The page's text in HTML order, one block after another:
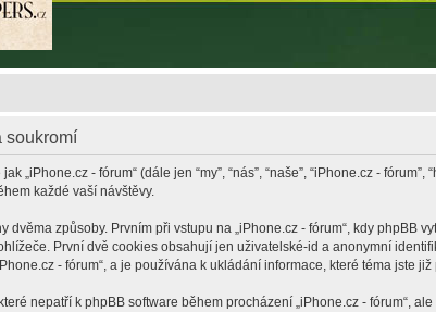
soukromí
„iPhone.cz - fórum“ (dále jen “my”, “nás”, “naše”, “iPhone.cz -
každé vaší návštěvy.
dvěma způsoby. Prvním při vstupu na „iPhone.cz - fórum“, kdy phpBB
První dvě cookies obsahují jen uživatelské-id a anonymní
- fórum“, a je používána k ukládání informace, které téma jste
nepatří k phpBB software během procházení „iPhone.cz - fórum“,